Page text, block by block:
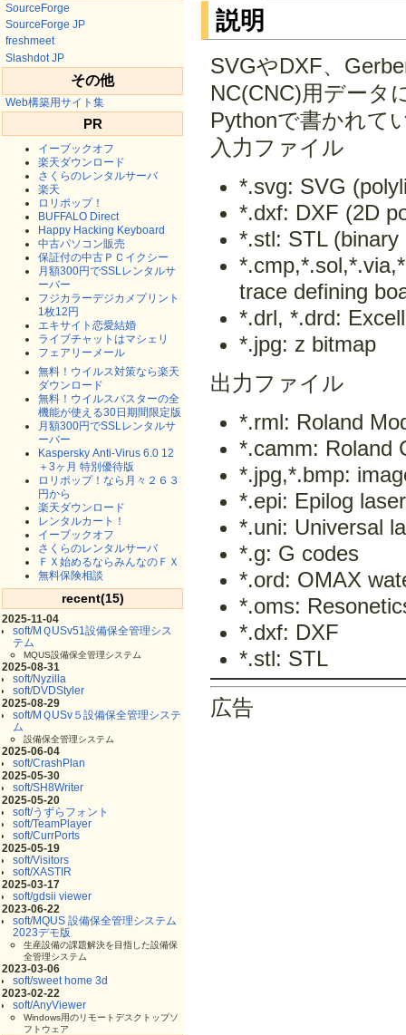
SourceForge
SourceForge JP
freshmeet
Slashdot JP
その他
Web構築用サイト集
PR
イーブックオフ
楽天ダウンロード
さくらのレンタルサーバ
楽天
ロリポップ！
BUFFALO Direct
Happy Hacking Keyboard
中古パソコン販売
保証付の中古ＰＣイクシー
月額300円でSSLレンタルサ
ーバー
フジカラーデジカメプリント
1枚12円
エキサイト恋愛結婚
ライブチャットはマシェリ
フェアリーメール
無料！ウイルス対策なら楽天
ダウンロード
無料！ウイルスバスターの全
機能が使える30日期間限定版
月額300円でSSLレンタルサ
ーバー
Kaspersky Anti-Virus 6.0 12
＋3ヶ月 特別優待版
ロリポップ！なら月々２６３
円から
楽天ダウンロード
レンタルカート！
イーブックオフ
さくらのレンタルサーバ
ＦＸ始めるならみんなのＦＸ
無料保険相談
recent(15)
2025-11-04
soft/MＱUSv51設備保全管理シス
テム
MQUS設備保全管理システム
2025-08-31
soft/Nyzilla
soft/DVDStyler
2025-08-29
soft/MＱUSv５設備保全管理システ
ム
設備保全管理システム
2025-06-04
soft/CrashPlan
2025-05-30
soft/SH8Writer
2025-05-20
soft/うずらフォント
soft/TeamPlayer
soft/CurrPorts
2025-05-19
soft/Visitors
soft/XASTIR
2025-03-17
soft/gdsii viewer
2023-06-22
soft/MQUS 設備保全管理システム
2023デモ版
生産設備の課題解決を目指した設備保
全管理システム
2023-03-06
soft/sweet home 3d
2023-02-22
soft/AnyViewer
Windows用のリモートデスクトップソ
フトウェア
説明
SVGやDXF、
NC(CNC)用データ
Pythonで書かれて
入力ファイル
*.svg: SVG
*.dxf: DXF (2D
*.stl: STL (binary
trace defining
*.drl, *.drd:
*.jpg: z bitmap
出力ファイル
*.rml: Roland
*.camm: Roland
*.jpg,*.bmp:
*.epi: Epilog
*.uni: Universal
*.g: G codes
*.ord: OMAX
*.oms:
*.dxf: DXF
*.stl: STL
広告